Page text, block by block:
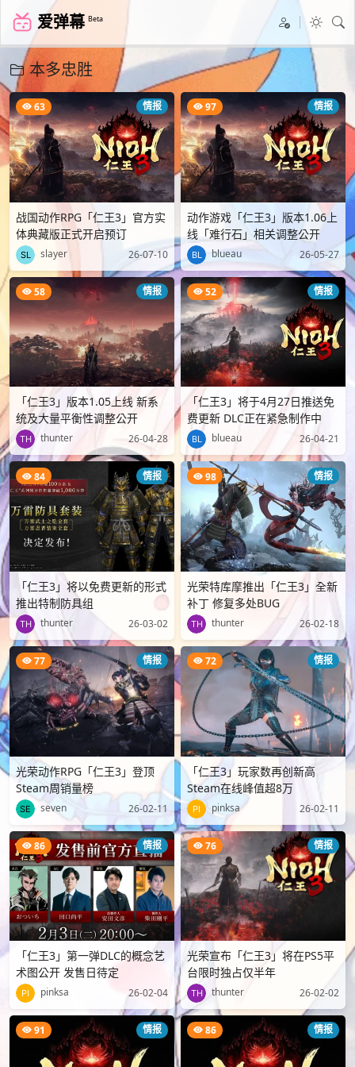
爱弹幕 Beta
本多忠胜
63 情报
战国动作RPG「仁王3」官方实
体典藏版正式开启预订
slayer 26-07-10
97 情报
动作游戏「仁王3」版本1.06上
线「难行石」相关调整公开
blueau 26-05-27
58 情报
「仁王3」版本1.05上线 新系
统及大量平衡性调整公开
thunter 26-04-28
52 情报
「仁王3」将于4月27日推送免
费更新 DLC正在紧急制作中
blueau 26-04-21
84 情报
「仁王3」将以免费更新的形式
推出特制防具组
thunter 26-03-02
98 情报
光荣特库摩推出「仁王3」全新
补丁 修复多处BUG
thunter 26-02-18
77 情报
光荣动作RPG「仁王3」登顶
Steam周销量榜
seven 26-02-11
72 情报
「仁王3」玩家数再创新高
Steam在线峰值超8万
pinksa 26-02-11
86 情报
「仁王3」第一弹DLC的概念艺
术图公开 发售日待定
pinksa 26-02-04
76 情报
光荣宣布「仁王3」将在PS5平
台限时独占仅半年
thunter 26-02-02
91 情报 86 情报